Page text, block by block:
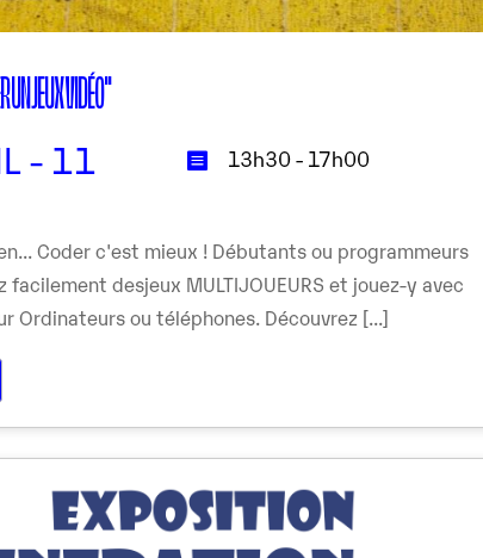
UN JEUX VIDÉO"
- 11 13h30 - 17h00
Coder c'est mieux ! Débutants ou programmeurs
facilement desjeux MULTIJOUEURS et jouez-y avec
Ordinateurs ou téléphones. Découvrez [...]